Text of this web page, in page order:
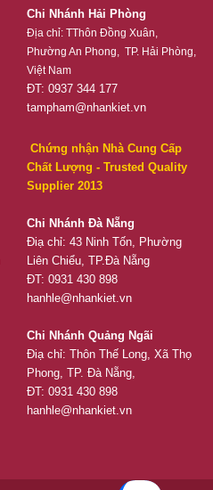
Chi Nhánh Hải Phòng
Địa chỉ: TThôn Đồng Xuân,
Phường An Phong, TP. Hải Phòng,
Việt Nam
ĐT: 0937 344 177
tampham@nhankiet.vn
Chứng nhận Nhà Cung Cấp
Chất Lượng - Trusted Quality
Supplier 2013
Chi Nhánh Đà Nẵng
Điạ chỉ: 43 Ninh Tốn, Phường
Liên Chiểu, TP.Đà Nẵng
ĐT: 0931 430 898
hanhle@nhankiet.vn
Chi Nhánh Quảng Ngãi
Điạ chỉ: Thôn Thế Long, Xã Thọ
Phong, TP. Đà Nẵng,
ĐT: 0931 430 898
hanhle@nhankiet.vn